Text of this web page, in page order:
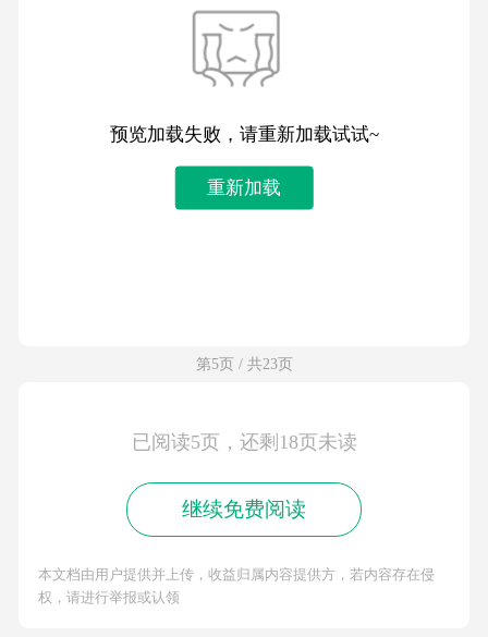
预览加载失败，请重新加载试试~
重新加载
第5页 / 共23页
已阅读5页，还剩18页未读
继续免费阅读
本文档由用户提供并上传，收益归属内容提供方，若内容存在侵
权，请进行举报或认领